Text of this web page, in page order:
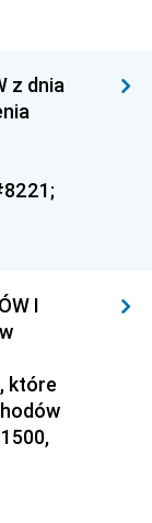
z dnia
I
które